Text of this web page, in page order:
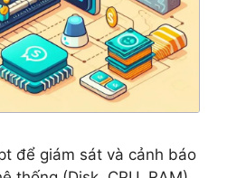
để giám sát và cảnh báo